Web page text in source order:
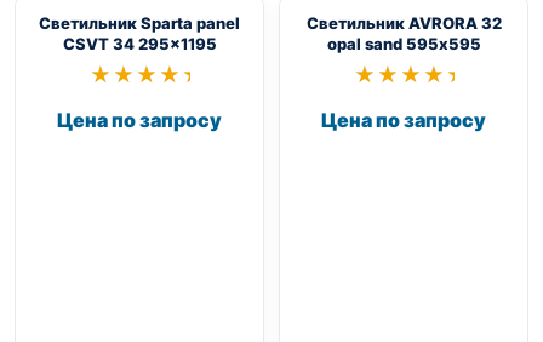
Светильник Sparta panel
CSVT 34 295×1195
★★★★★
★★★★★
Цена по запросу
Светильник AVRORA 32
opal sand 595х595
★★★★★
★★★★★
Цена по запросу